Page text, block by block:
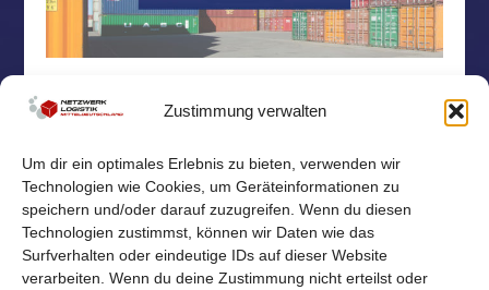
Zustimmung verwalten
Um dir ein optimales Erlebnis zu bieten, verwenden wir
Technologien wie Cookies, um Geräteinformationen zu
speichern und/oder darauf zuzugreifen. Wenn du diesen
Technologien zustimmst, können wir Daten wie das
Surfverhalten oder eindeutige IDs auf dieser Website
verarbeiten. Wenn du deine Zustimmung nicht erteilst oder
MITTELDEUTSCHEN EXPORTTAG
Homepage
Logistiknetzwerk beim Mitteldeutschen Exporttag Am
13. September findet der 14. Mitteldeutsche...
WEITERLESEN